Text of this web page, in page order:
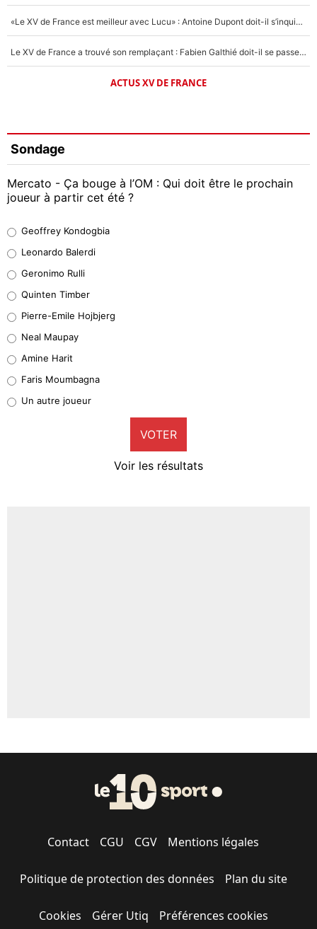
«Le XV de France est meilleur avec Lucu» : Antoine Dupont doit-il s’inquiéter pour sa place ?
Le XV de France a trouvé son remplaçant : Fabien Galthié doit-il se passer d'Antoine Dupont ?
ACTUS XV DE FRANCE
Sondage
Mercato - Ça bouge à l’OM : Qui doit être le prochain
joueur à partir cet été ?
38%
32%
5%
1%
9%
Geoffrey Kondogbia
Leonardo Balerdi
Geronimo Rulli
Quinten Timber
Pierre-Emile Hojbjerg
Neal Maupay
Amine Harit
Faris Moumbagna
Un autre joueur
VOTER
Voir les résultats
Contact CGU CGV Mentions légales
Politique de protection des données Plan du site
Cookies Gérer Utiq Préférences cookies